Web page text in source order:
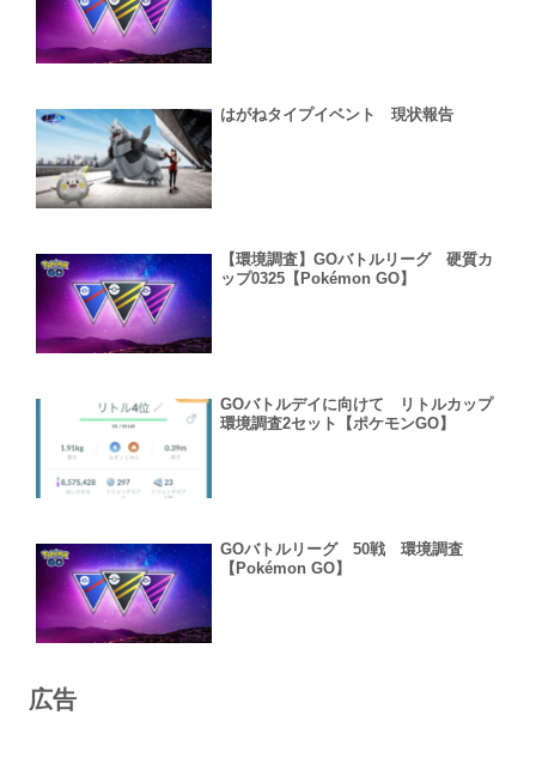
はがねタイプイベント 現状報告
【環境調査】GOバトルリーグ 硬質カ
ップ0325【Pokémon GO】
GOバトルデイに向けて リトルカップ
環境調査2セット【ポケモンGO】
GOバトルリーグ 50戦 環境調査
【Pokémon GO】
広告